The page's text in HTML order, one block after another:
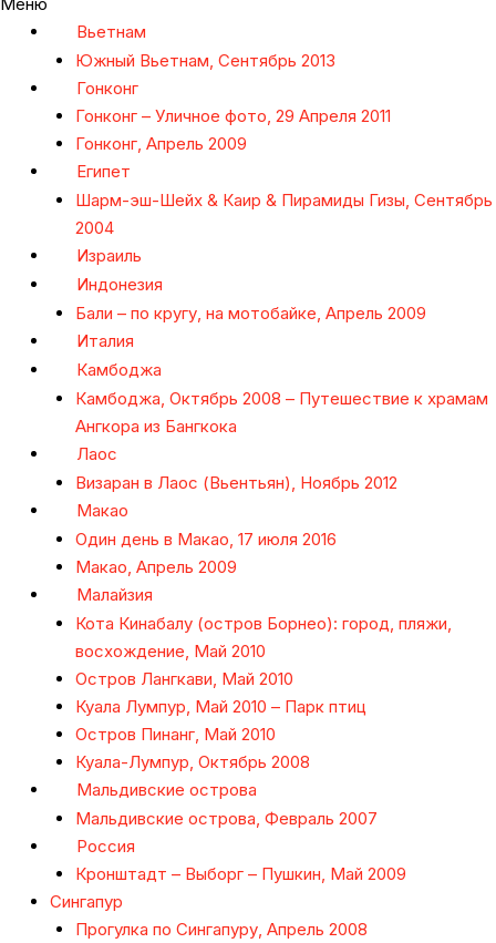
Вьетнам
Южный Вьетнам, Сентябрь 2013
Гонконг
Гонконг – Уличное фото, 29 Апреля 2011
Гонконг, Апрель 2009
Египет
Шарм-эш-Шейх & Каир & Пирамиды Гизы, Сентябрь
2004
Израиль
Индонезия
Бали – по кругу, на мотобайке, Апрель 2009
Италия
Камбоджа
Камбоджа, Октябрь 2008 – Путешествие к храмам
Ангкора из Бангкока
Лаос
Визаран в Лаос (Вьентьян), Ноябрь 2012
Макао
Один день в Макао, 17 июля 2016
Макао, Апрель 2009
Малайзия
Кота Кинабалу (остров Борнео): город, пляжи,
восхождение, Май 2010
Остров Лангкави, Май 2010
Куала Лумпур, Май 2010 – Парк птиц
Остров Пинанг, Май 2010
Куала-Лумпур, Октябрь 2008
Мальдивские острова
Мальдивские острова, Февраль 2007
Россия
Кронштадт – Выборг – Пушкин, Май 2009
Сингапур
Прогулка по Сингапуру, Апрель 2008